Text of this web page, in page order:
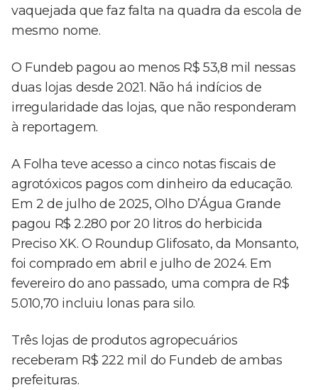
vaquejada que faz falta na quadra da escola de
mesmo nome.
O Fundeb pagou ao menos R$ 53,8 mil nessas
duas lojas desde 2021. Não há indícios de
irregularidade das lojas, que não responderam
à reportagem.
A Folha teve acesso a cinco notas fiscais de
agrotóxicos pagos com dinheiro da educação.
Em 2 de julho de 2025, Olho D’Água Grande
pagou R$ 2.280 por 20 litros do herbicida
Preciso XK. O Roundup Glifosato, da Monsanto,
foi comprado em abril e julho de 2024. Em
fevereiro do ano passado, uma compra de R$
5.010,70 incluiu lonas para silo.
Três lojas de produtos agropecuários
receberam R$ 222 mil do Fundeb de ambas
prefeituras.